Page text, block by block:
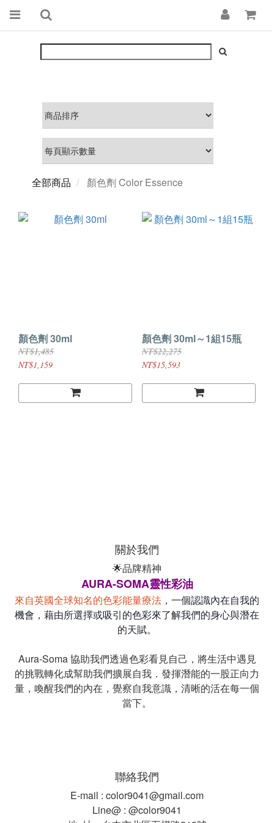
全部商品 顏色劑 Color Essence
顏色劑 30ml
NT$1,485
NT$1,159
顏色劑 30ml～1組15瓶
NT$22,275
NT$15,593
關於我們
🌟品牌精神
AURA-SOMA靈性彩油
來自英國全球知名的色彩能量療法 ，一個認識內在自我的
機會，藉由所選擇或吸引的色彩來了解我們的身心與潛在
的天賦。
Aura-Soma 協助我們透過色彩看見自己，將生活中遇見
的挑戰轉化成幫助我們擴展自我．發揮潛能的一股正向力
量，喚醒我們的內在，覺察自我意識，清晰的活在每一個
當下。
聯絡我們
E-mail : color9041@gmail.com
Line@ : @color9041